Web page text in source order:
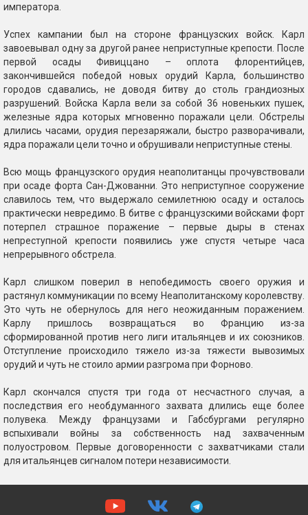
императора.
Успех кампании был на стороне французских войск. Карл
завоевывал одну за другой ранее неприступные крепости. После
первой осады Фивиццано – оплота флорентийцев,
закончившейся победой новых орудий Карла, большинство
городов сдавались, не доводя битву до столь грандиозных
разрушений. Войска Карла вели за собой 36 новеньких пушек,
железные ядра которых мгновенно поражали цели. Обстрелы
длились часами, орудия перезаряжали, быстро разворачивали,
ядра поражали цели точно и обрушивали неприступные стены.
Всю мощь французского орудия неаполитанцы прочувствовали
при осаде форта Сан-Джованни. Это неприступное сооружение
славилось тем, что выдержало семилетнюю осаду и осталось
практически невредимо. В битве с французскими войсками форт
потерпел страшное поражение – первые дыры в стенах
непреступной крепости появились уже спустя четыре часа
непрерывного обстрела.
Карл слишком поверил в непобедимость своего оружия и
растянул коммуникации по всему Неаполитанскому королевству.
Это чуть не обернулось для него неожиданным поражением.
Карлу пришлось возвращаться во Францию из-за
сформированной против него лиги итальянцев и их союзников.
Отступление происходило тяжело из-за тяжести вывозимых
орудий и чуть не стоило армии разгрома при Форново.
Карл скончался спустя три года от несчастного случая, а
последствия его необдуманного захвата длились еще более
полувека. Между французами и Габсбургами регулярно
вспыхивали войны за собственность над захваченным
полуостровом. Первые договоренности с захватчиками стали
для итальянцев сигналом потери независимости.